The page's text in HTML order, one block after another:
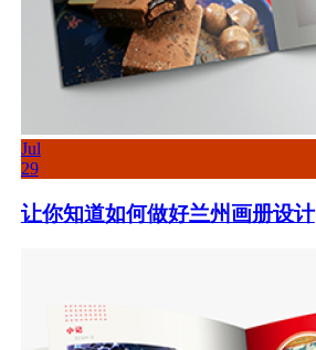
Jul
29
让你知道如何做好兰州画册设计